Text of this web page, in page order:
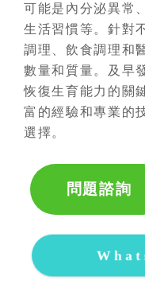
可能是內分泌異常
生活習慣等。針對
調理、飲食調理和
數量和質量。及早
恢復生育能力的關
富的經驗和專業的
選擇。
問題諮詢